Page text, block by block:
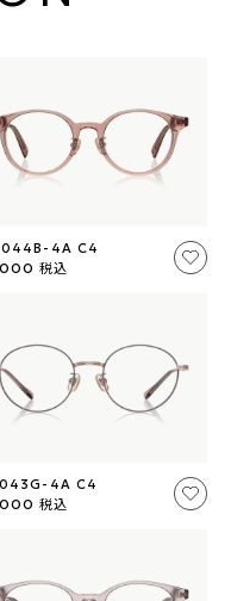
4A C4
税込
4A C4
税込